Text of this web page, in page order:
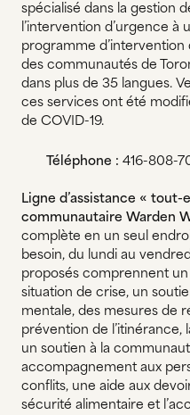
spécialisé dans la gestion
l’intervention d’urgence à
programme d’intervention
des communautés de
dans plus de 35 langues.
ces services ont été
de COVID-19.
Téléphone : 416-808-
Ligne d’assistance «
communautaire Warden
complète en un seul
besoin, du lundi au
proposés comprennent
situation de crise, un
mentale, des mesures de
prévention de l’itinérance,
un soutien à la
accompagnement aux
conflits, une aide aux
sécurité alimentaire et